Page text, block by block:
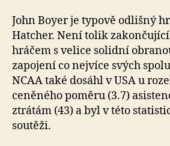
John Boyer je typově odlišný
Hatcher. Není tolik
hráčem s velice solidní
zapojení co nejvíce svých
NCAA také dosáhl v USA u
ceněného poměru (3.7)
ztrátám (43) a byl v této
soutěži.